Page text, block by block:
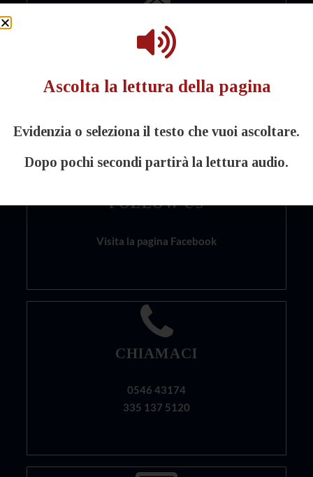
WWW
Visita il nostro sito
FOLLOW US
Visita la pagina Facebook
CHIAMACI
0546 43174
335 137 5120
Ascolta la lettura della pagina
Evidenzia o seleziona il testo che vuoi ascoltare.
Dopo pochi secondi partirà la lettura audio.